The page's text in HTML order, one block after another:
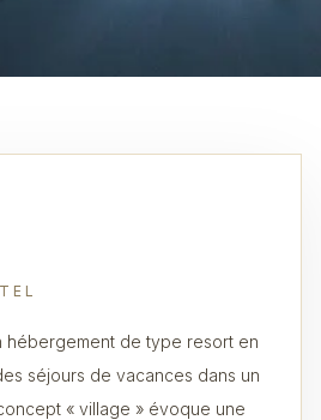
hébergement de type resort en
séjours de vacances dans un
« village » évoque une